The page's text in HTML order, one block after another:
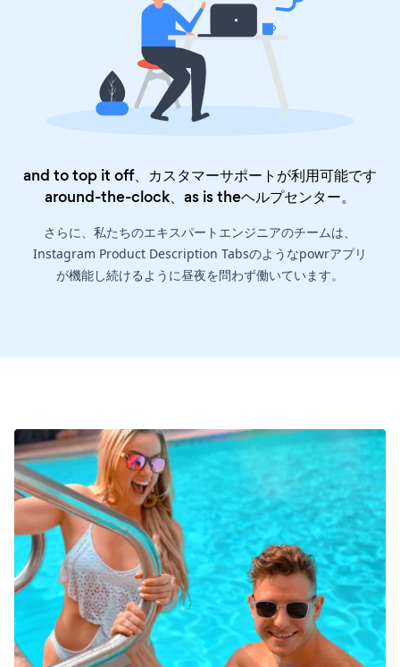
and to top it off、カスタマーサポートが利用可能です
around-the-clock、as is theヘルプセンター。
さらに、私たちのエキスパートエンジニアのチームは、
Instagram Product Description Tabsのようなpowrアプリ
が機能し続けるように昼夜を問わず働いています。